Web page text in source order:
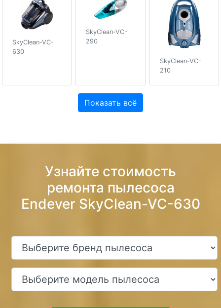
SkyClean-VC-
630
SkyClean-VC-
290
SkyClean-VC-
210
Показать всё
Узнайте стоимость
ремонта пылесоса
Endever SkyClean-VC-630